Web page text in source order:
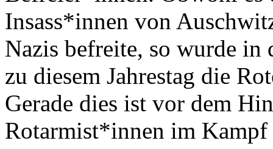
Insass*innen von
Nazis befreite, so wurde
zu diesem Jahrestag die
Gerade dies ist vor dem
Rotarmist*innen im